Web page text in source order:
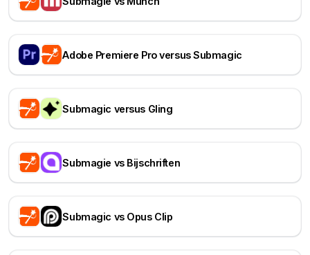
Adobe Premiere Pro versus Submagic
Submagic versus Gling
Submagie vs Bijschriften
Submagic vs Opus Clip